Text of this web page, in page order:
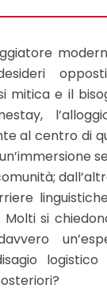
mitica e il
al centro di
Molti si